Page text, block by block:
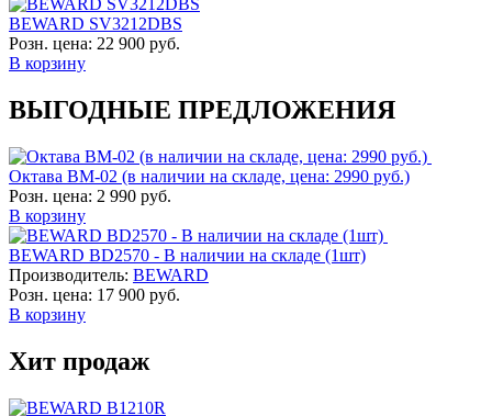
BEWARD SV3212DBS
Розн. цена: 22 900 руб.
В корзину
ВЫГОДНЫЕ ПРЕДЛОЖЕНИЯ
Октава ВМ-02 (в наличии на складе, цена: 2990 руб.)
Розн. цена: 2 990 руб.
В корзину
BEWARD BD2570 - В наличии на складе (1шт)
Производитель: BEWARD
Розн. цена: 17 900 руб.
В корзину
Хит продаж